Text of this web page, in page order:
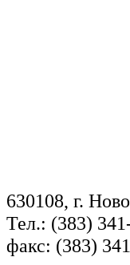
630108, г.
Тел.: (383)
факс: (383)